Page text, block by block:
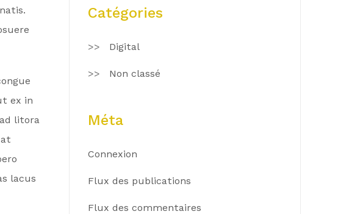
ex in
litora
lacus
Catégories
Digital
Non classé
Méta
Connexion
Flux des publications
Flux des commentaires